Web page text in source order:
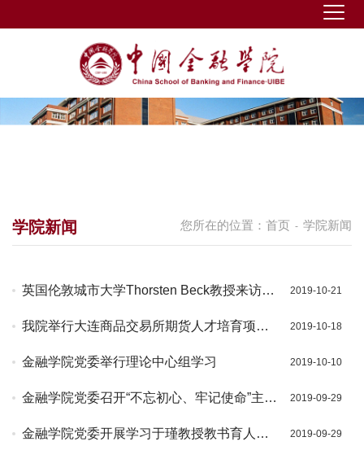
您所在的位置： 首页 - 学院新闻
学院新闻
英国伦敦城市大学Thorsten Beck教授来访我
2019-10-21
我院举行大连商品交易所期货人才培育项目
2019-10-18
金融学院党委举行理论中心组学习 2019-10-10
金融学院党委召开“不忘初心、牢记使命”主题
2019-09-29
金融学院党委开展学习于瑾教授教书育人事
2019-09-29